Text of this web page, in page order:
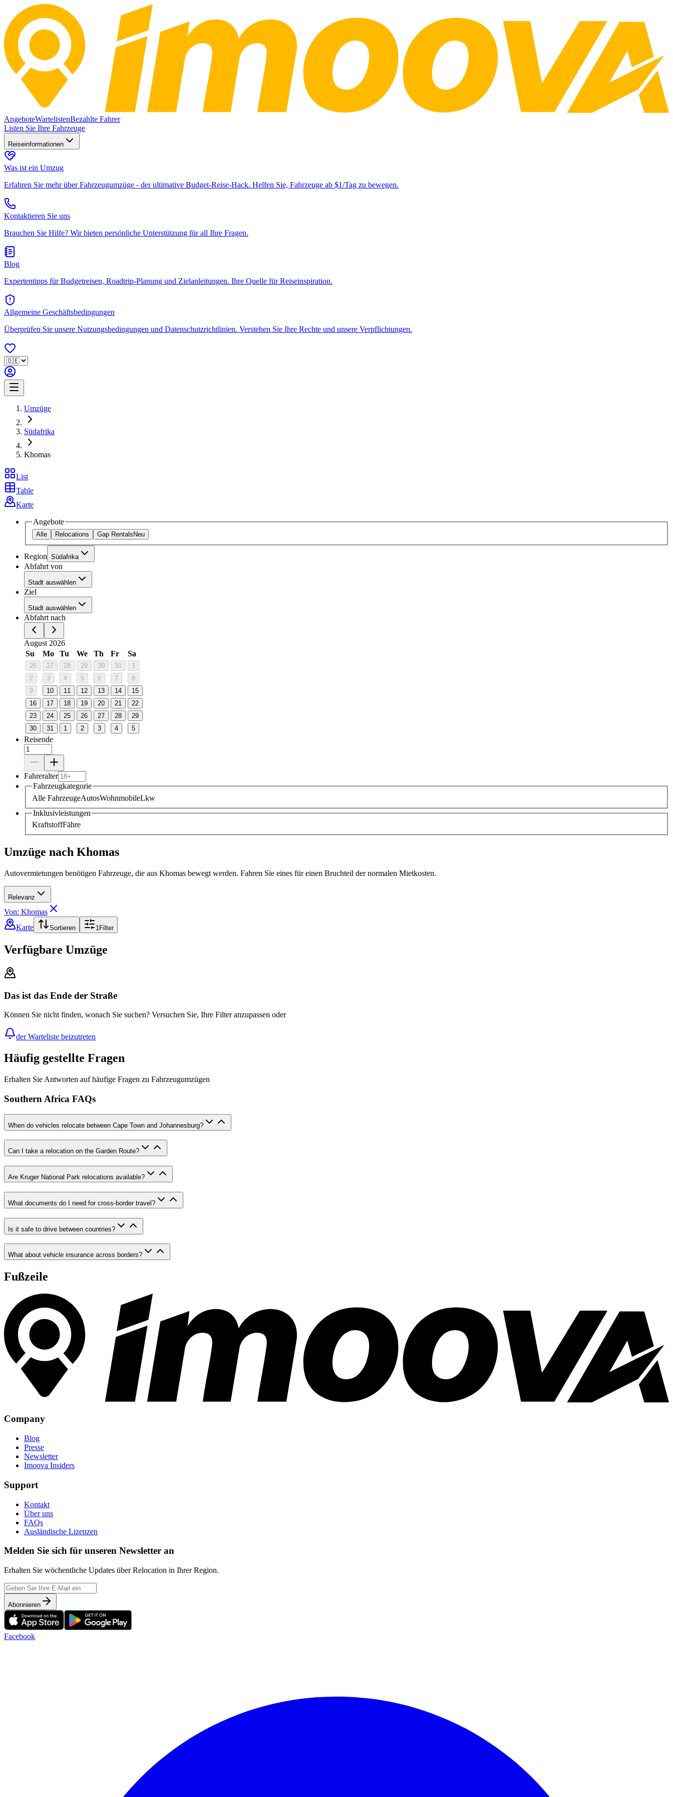
AngeboteWartelistenBezahlte Fahrer
Listen Sie Ihre Fahrzeuge
Reiseinformationen
Was ist ein Umzug
Erfahren Sie mehr über Fahrzeugumzüge - der ultimative Budget-Reise-Hack. Helfen Sie, Fahrzeuge ab $1/Tag zu bewegen.
Kontaktieren Sie uns
Brauchen Sie Hilfe? Wir bieten persönliche Unterstützung für all Ihre Fragen.
Blog
Expertentipps für Budgetreisen, Roadtrip-Planung und Zielanleitungen. Ihre Quelle für Reiseinspiration.
Allgemeine Geschäftsbedingungen
Überprüfen Sie unsere Nutzungsbedingungen und Datenschutzrichtlinien. Verstehen Sie Ihre Rechte und unsere Verpflichtungen.
Umzüge
Südafrika
Khomas
List
Table
Karte
Angebote
Alle Relocations Gap Rentals Neu
Region Südafrika
Abfahrt von
Stadt auswählen
Ziel
Stadt auswählen
Abfahrt nach
August 2026
Su
Mo Tu We Th Fr Sa
26 27 28 29 30 31
1
2
3 4 5 6 7
8
9
10 11 12 13 14
15
16
17 18 19 20 21
22
23
24 25 26 27 28
29
30
31 1 2 3 4 5
Reisende
Fahreralter
Fahrzeugkategorie
Alle FahrzeugeAutosWohnmobileLkw
Inklusivleistungen
KraftstoffFähre
Umzüge nach Khomas
Autovermietungen benötigen Fahrzeuge, die aus Khomas bewegt werden. Fahren Sie eines für einen Bruchteil der normalen Mietkosten.
Relevanz
Von: Khomas
Karte
Sortieren 1Filter
Verfügbare Umzüge
Das ist das Ende der Straße
Können Sie nicht finden, wonach Sie suchen? Versuchen Sie, Ihre Filter anzupassen oder
der Warteliste beizutreten
Häufig gestellte Fragen
Erhalten Sie Antworten auf häufige Fragen zu Fahrzeugumzügen
Southern Africa FAQs
When do vehicles relocate between Cape Town and Johannesburg?
Can I take a relocation on the Garden Route?
Are Kruger National Park relocations available?
What documents do I need for cross-border travel?
Is it safe to drive between countries?
What about vehicle insurance across borders?
Fußzeile
Company
Blog
Presse
Newsletter
Imoova Insiders
Support
Kontakt
Über uns
FAQs
Ausländische Lizenzen
Melden Sie sich für unseren Newsletter an
Erhalten Sie wöchentliche Updates über Relocation in Ihrer Region.
Abonnieren
Facebook